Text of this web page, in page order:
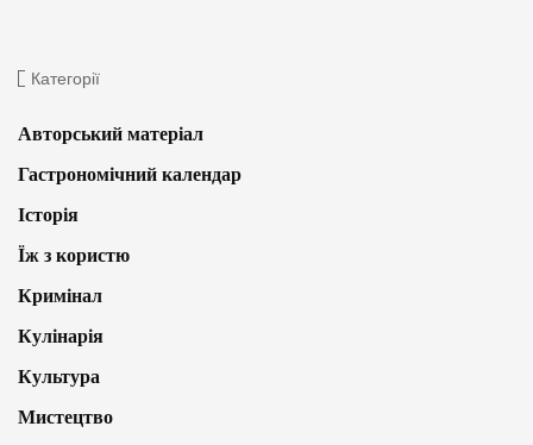
Категорії
Авторський матеріал
Гастрономічний календар
Історія
Їж з користю
Кримінал
Кулінарія
Культура
Мистецтво